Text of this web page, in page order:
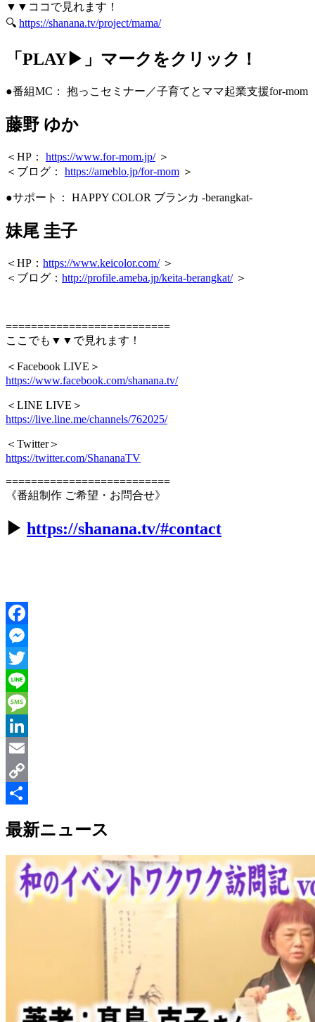
▼▼ココで見れます！
🔍 https://shanana.tv/project/mama/
「PLAY▶」マークをクリック！
●番組MC： 抱っこセミナー／子育てとママ起業支援for-mom
藤野 ゆか
＜HP： https://www.for-mom.jp/＞
＜ブログ： https://ameblo.jp/for-mom ＞
●サポート： HAPPY COLOR ブランカ -berangkat-
妹尾 圭子
＜HP： https://www.keicolor.com/＞
＜ブログ： http://profile.ameba.jp/keita-berangkat/＞
==========================
ここでも▼▼で見れます！
＜Facebook LIVE＞
https://www.facebook.com/shanana.tv/
＜LINE LIVE＞
https://live.line.me/channels/762025/
＜Twitter＞
https://twitter.com/ShananaTV
==========================
《番組制作 ご希望・お問合せ》
▶︎ https://shanana.tv/#contact
最新ニュース